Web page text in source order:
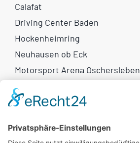
Calafat
Driving Center Baden
Hockenheimring
Neuhausen ob Eck
Motorsport Arena Oschersleben
Weitere Links
Eventkalender